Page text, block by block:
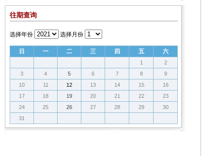
往期查询
选择年份 选择月份
日 一 二 三 四 五 六
1
2
3
4 5 6 7 8
9
10
11 12 13 14 15
16
17
18 19 20 21 22
23
24
25 26 27 28 29
30
31